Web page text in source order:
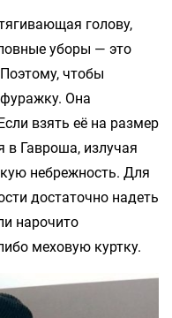
голову,
уборы — это
чтобы
Она
взять её на размер
Гавроша, излучая
небрежность. Для
достаточно надеть
нарочито
меховую куртку.